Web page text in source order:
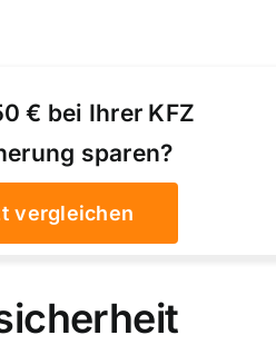
€ bei Ihrer KFZ
sparen?
vergleichen